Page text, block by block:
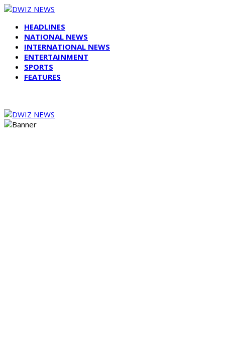
HEADLINES
NATIONAL NEWS
INTERNATIONAL NEWS
ENTERTAINMENT
SPORTS
FEATURES